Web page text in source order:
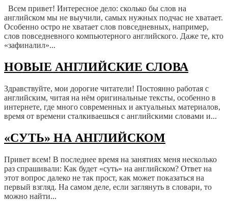
Всем привет! Интересное дело: сколько бы слов на
английском мы не выучили, самых нужных подчас не хватает.
Особенно остро не хватает слов повседневных, например,
слов повседневного компьютерного английского. Даже те, кто
«зафиналил»...
НОВЫЕ АНГЛИЙСКИЕ СЛОВА
Здравствуйте, мои дорогие читатели! Постоянно работая с
английским, читая на нём оригинальные тексты, особенно в
интернете, где много современных и актуальных материалов,
время от времени сталкиваешься с английскими словами и...
«СУТЬ» НА АНГЛИЙСКОМ
Привет всем! В последнее время на занятиях меня несколько
раз спрашивали: Как будет «суть» на английском? Ответ на
этот вопрос далеко не так прост, как может показаться на
первый взгляд. На самом деле, если заглянуть в словари, то
можно найти...